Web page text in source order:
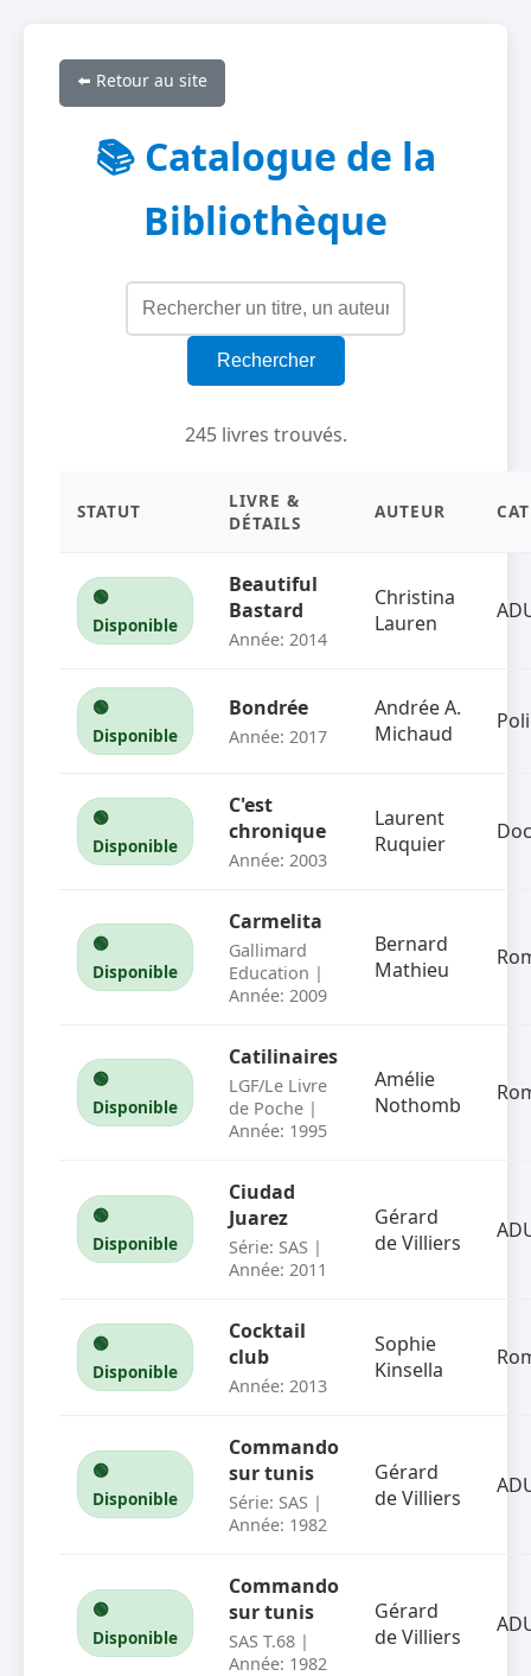
⬅️ Retour au site
📚 Catalogue de la
Bibliothèque
Rechercher
245 livres trouvés.
STATUT
LIVRE &
DÉTAILS
AUTEUR
🟢
Disponible
Beautiful
Bastard
Année: 2014
Christina
Lauren
🟢
Disponible
Bondrée
Année: 2017
Andrée A.
Michaud
🟢
Disponible
C'est
chronique
Année: 2003
Laurent
Ruquier
🟢
Disponible
Carmelita
Gallimard
Education |
Année: 2009
Bernard
Mathieu
🟢
Disponible
Catilinaires
LGF/Le Livre
de Poche |
Année: 1995
Amélie
Nothomb
🟢
Disponible
Ciudad
Juarez
Série: SAS |
Année: 2011
Gérard
de Villiers
🟢
Disponible
Cocktail
club
Année: 2013
Sophie
Kinsella
🟢
Disponible
Commando
sur tunis
Série: SAS |
Année: 1982
Gérard
de Villiers
🟢
Disponible
Commando
sur tunis
SAS T.68 |
Année: 1982
Gérard
de Villiers